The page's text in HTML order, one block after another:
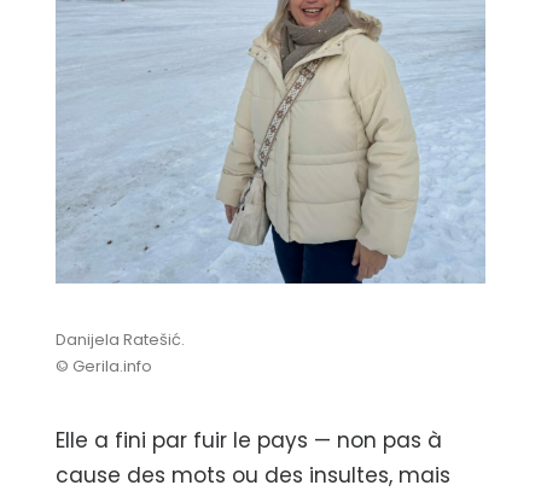
Danijela Ratešić.
© Gerila.info
Elle a fini par fuir le pays — non pas à
cause des mots ou des insultes, mais